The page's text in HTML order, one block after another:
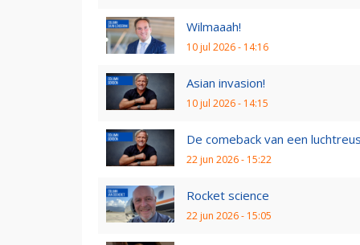
Wilmaaah!
10 jul 2026 - 14:16
Asian invasion!
10 jul 2026 - 14:15
De comeback van een luchtreus
22 jun 2026 - 15:22
Rocket science
22 jun 2026 - 15:05